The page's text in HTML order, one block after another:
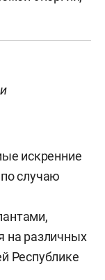
искренние
случаю
на различных
Республике